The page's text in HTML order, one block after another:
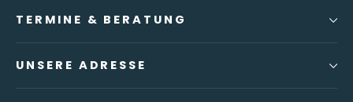
TERMINE & BERATUNG
UNSERE ADRESSE